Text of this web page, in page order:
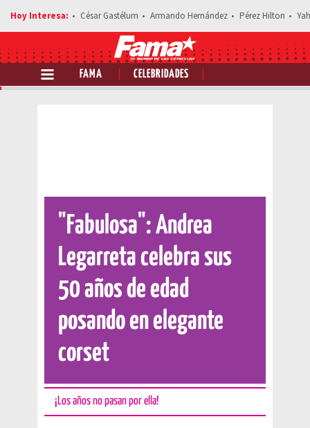
César Gastélum Armando Hernández Pérez Hilton
FAMA CELEBRIDADES
Comparte esta noticia
"Fabulosa": Andrea
Legarreta celebra sus
50 años de edad
posando en elegante
corset
¡Los años no pasan por ella!